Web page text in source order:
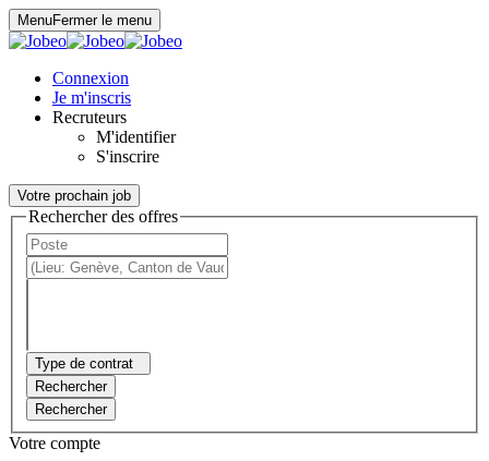
MenuFermer le menu
Connexion
Je m'inscris
Recruteurs
M'identifier
S'inscrire
Votre prochain job
Rechercher des offres
Type de contrat
Rechercher
Rechercher
Votre compte
Panneau de gestion des cookies